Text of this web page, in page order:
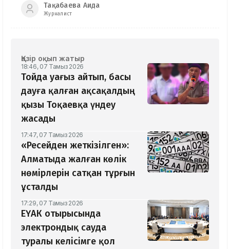
Тақабаева Аида
Журналист
Қазір оқып жатыр
18:46, 07 Тамыз 2026
Тойда уағыз айтып, басы
дауға қалған ақсақалдың
қызы Тоқаевқа үндеу
жасады
17:47, 07 Тамыз 2026
«Ресейден жеткізілген»:
Алматыда жалған көлік
нөмірлерін сатқан тұрғын
ұсталды
17:29, 07 Тамыз 2026
ЕҮАК отырысында
электрондық сауда
туралы келісімге қол